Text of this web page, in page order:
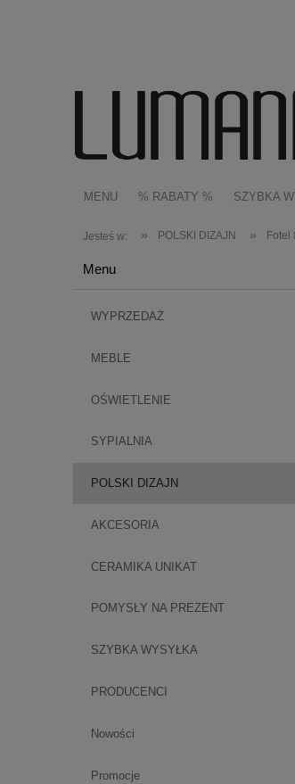
MENU % RABATY % SZYBKA
Jesteś w: » POLSKI DIZAJN » Fotel
Menu
WYPRZEDAŻ
MEBLE
OŚWIETLENIE
SYPIALNIA
POLSKI DIZAJN
AKCESORIA
CERAMIKA UNIKAT
POMYSŁY NA PREZENT
SZYBKA WYSYŁKA
PRODUCENCI
Nowości
Promocje